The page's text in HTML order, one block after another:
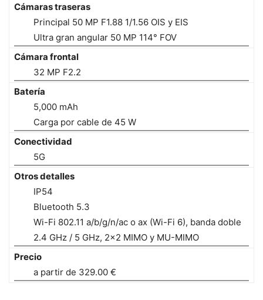
Cámaras traseras
Principal 50 MP F1.88 1/1.56 OIS y EIS
Ultra gran angular 50 MP 114° FOV
Cámara frontal
32 MP F2.2
Batería
5,000 mAh
Carga por cable de 45 W
Conectividad
5G
Otros detalles
IP54
Bluetooth 5.3
Wi-Fi 802.11 a/b/g/n/ac o ax (Wi-Fi 6), banda doble
2.4 GHz / 5 GHz, 2x2 MIMO y MU-MIMO
Precio
a partir de 329.00 €